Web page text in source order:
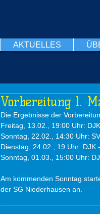
AKTUELLES
Vorbereitung 1.
Die Ergebnisse der
Freitag, 13.02., 19:00 Uhr:
Sonntag, 22.02., 14:30 Uhr:
Dienstag, 24.02., 19 Uhr:
Sonntag, 01.03., 15:00 Uhr:
Am kommenden Sonntag
der SG Niederhausen an.